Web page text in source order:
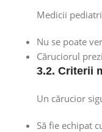
Medicii
Nu se poate
Căruciorul
3.2. Criterii
Un cărucior
Să fie echipat